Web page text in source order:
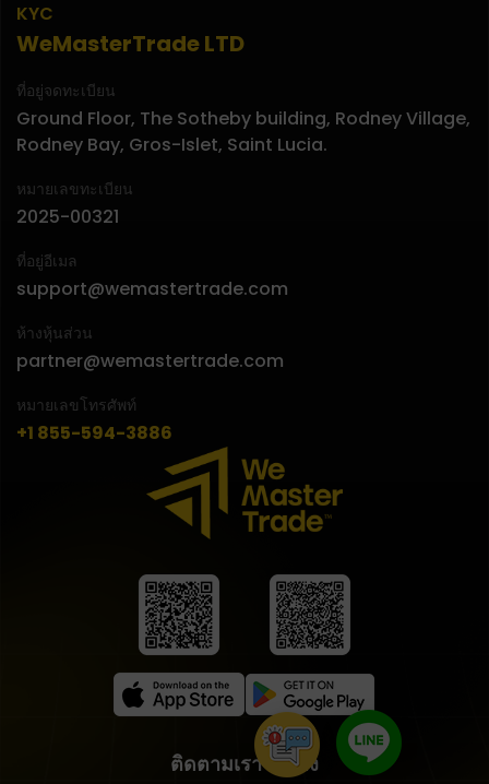
ติดตามเราได้ทาง
WeMasterTrade LTD
ที่อยู่จดทะเบียน
Ground Floor, The Sotheby building, Rodney Village,
Rodney Bay, Gros-Islet, Saint Lucia.
หมายเลขทะเบียน
2025-00321
ที่อยู่อีเมล
support@wemastertrade.com
ห้างหุ้นส่วน
partner@wemastertrade.com
หมายเลขโทรศัพท์
+1 855-594-3886
KYC